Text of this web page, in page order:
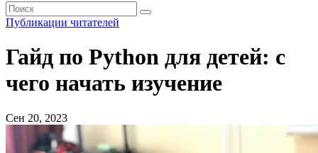
Публикации читателей
Гайд по Python для детей: с
чего начать изучение
Сен 20, 2023